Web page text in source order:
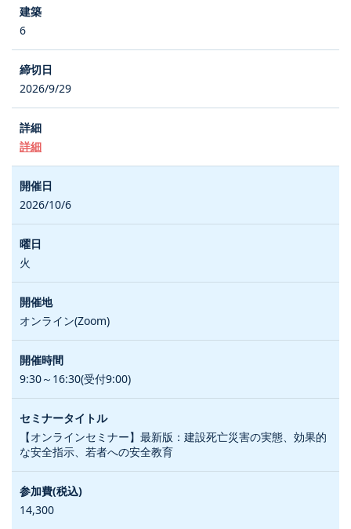
6
2026/9/29
詳細
2026/10/6
火
オンライン(Zoom)
9:30～16:30(受付9:00)
【オンラインセミナー】最新版：建設死亡災害の実態、効果的
な安全指示、若者への安全教育
14,300